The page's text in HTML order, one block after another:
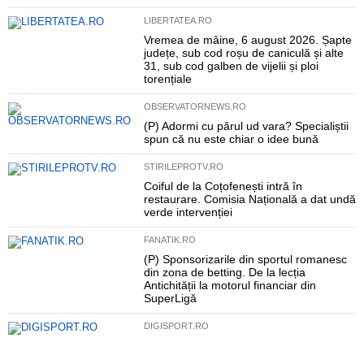
LIBERTATEA.RO
Vremea de mâine, 6 august 2026. Șapte
județe, sub cod roșu de caniculă și alte
31, sub cod galben de vijelii și ploi
torențiale
OBSERVATORNEWS.RO
(P) Adormi cu părul ud vara? Specialiștii
spun că nu este chiar o idee bună
STIRILEPROTV.RO
Coiful de la Coțofenești intră în
restaurare. Comisia Națională a dat undă
verde intervenției
FANATIK.RO
(P) Sponsorizarile din sportul romanesc
din zona de betting. De la lecția
Antichității la motorul financiar din
SuperLigă
DIGISPORT.RO